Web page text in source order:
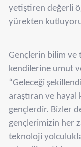
yetiştiren değerli
yürekten
Gençlerin bilim ve
kendilerine umut
“Geleceği
araştıran ve
gençlerdir. Bizler
gençlerimizin her
teknoloji